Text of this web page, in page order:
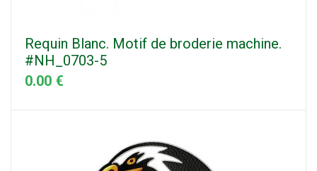
Requin Blanc. Motif de broderie machine.
#NH_0703-5
0.00 €